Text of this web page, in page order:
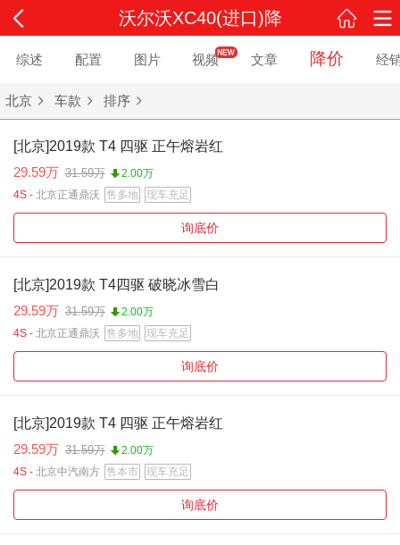
沃尔沃XC40(进口)降
价
综述 配置 图片 视频 文章 降价 经
北京 车款 排序
[北京]2019款 T4 四驱 正午熔岩红
29.59万 31.59万
2.00万
4S - 北京正通鼎沃 售多地 现车充足
询底价
[北京]2019款 T4四驱 破晓冰雪白
29.59万 31.59万
2.00万
4S - 北京正通鼎沃 售多地 现车充足
询底价
[北京]2019款 T4 四驱 正午熔岩红
29.59万 31.59万
2.00万
4S - 北京中汽南方 售本市 现车充足
询底价